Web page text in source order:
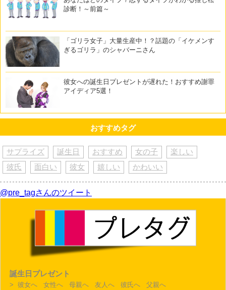
診断！～前篇～
「ゴリラ女子」大量生産中！？話題の「イケメンす
ぎるゴリラ」のシャバーニさん
彼女への誕生日プレゼントが遅れた！おすすめ謝罪
アイディア5選！
おすすめタグ
サプライズ 誕生日 おすすめ 女の子
楽しい
彼氏
面白い 彼女 嬉しい かわいい
@pre_tagさんのツイート
誕生日プレゼント
> 彼女へ 女性へ 母親へ 友人へ 彼氏へ 父親へ